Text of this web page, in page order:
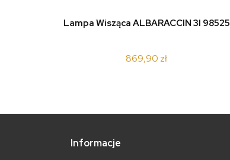
do koszyka
Lampa Wisząca ALBARACCIN 3l 98525
869,90 zł
Informacje